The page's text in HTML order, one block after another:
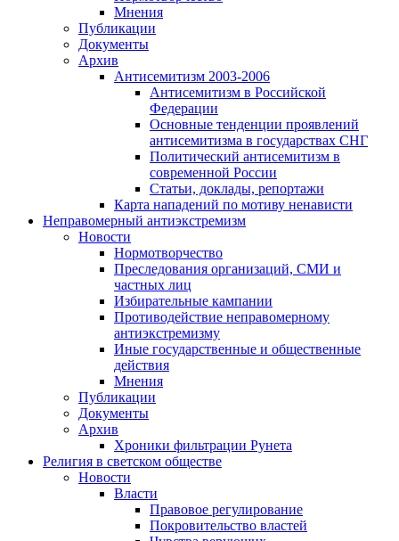
Мнения
Публикации
Документы
Архив
Антисемитизм 2003-2006
Антисемитизм в Российской
Федерации
Основные тенденции проявлений
антисемитизма в государствах СНГ
Политический антисемитизм в
современной России
Статьи, доклады, репортажи
Карта нападений по мотиву ненависти
Неправомерный антиэкстремизм
Новости
Нормотворчество
Преследования организаций, СМИ и
частных лиц
Избирательные кампании
Противодействие неправомерному
антиэкстремизму
Иные государственные и общественные
действия
Мнения
Публикации
Документы
Архив
Хроники фильтрации Рунета
Религия в светском обществе
Новости
Власти
Правовое регулирование
Покровительство властей